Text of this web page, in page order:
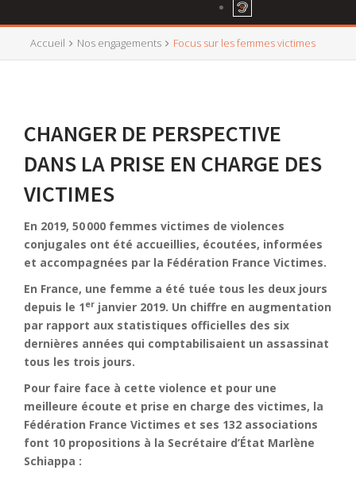
Accueil Nos engagements Focus sur les femmes victimes
CHANGER DE PERSPECTIVE
DANS LA PRISE EN CHARGE DES
VICTIMES
En 2019, 50000 femmes victimes de violences
conjugales ont été accueillies, écoutées, informées
et accompagnées par la Fédération France Victimes.
En France, une femme a été tuée tous les deux jours
depuis le 1 er janvier 2019. Un chiffre en augmentation
par rapport aux statistiques officielles des six
dernières années qui comptabilisaient un assassinat
tous les trois jours.
Pour faire face à cette violence et pour une
meilleure écoute et prise en charge des victimes, la
Fédération France Victimes et ses 132 associations
font 10 propositions à la Secrétaire d’État Marlène
Schiappa :